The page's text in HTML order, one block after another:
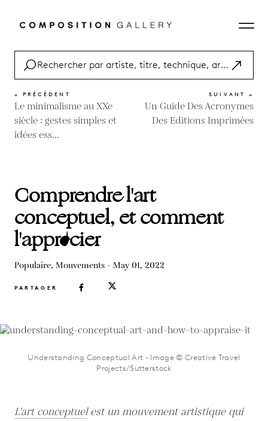
« PRÉCÉDENT
Le minimalisme au XXe
siècle : gestes simples et
idées ess...
SUIVANT »
Un Guide Des Acronymes
Des Editions Imprimées
Comprendre l'art
conceptuel, et comment
l'apprécier
Populaire, Mouvements - May 01, 2022
PARTAGER
Understanding Conceptual Art - Image © Creative Travel
Projects/Sutterstock
L'art conceptuelest un mouvement artistique qui